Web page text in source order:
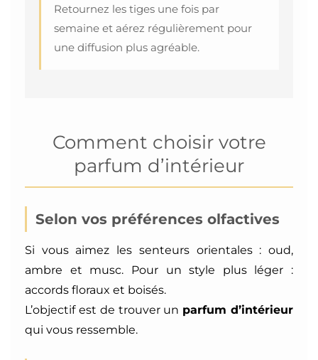
Retournez les tiges une fois par
semaine et aérez régulièrement pour
une diffusion plus agréable.
Comment choisir votre
parfum d’intérieur
Selon vos préférences olfactives
Si vous aimez les senteurs orientales : oud,
ambre et musc. Pour un style plus léger :
accords floraux et boisés.
L’objectif est de trouver un parfum d’intérieur
qui vous ressemble.